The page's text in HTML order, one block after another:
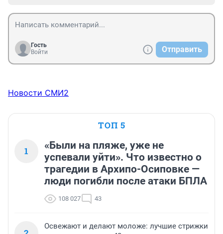
Гость
Войти
Отправить
Новости СМИ2
ТОП 5
1
«Были на пляже, уже не
успевали уйти». Что известно о
трагедии в Архипо-Осиповке —
люди погибли после атаки БПЛА
108 027 43
Освежают и делают моложе: лучшие стрижки